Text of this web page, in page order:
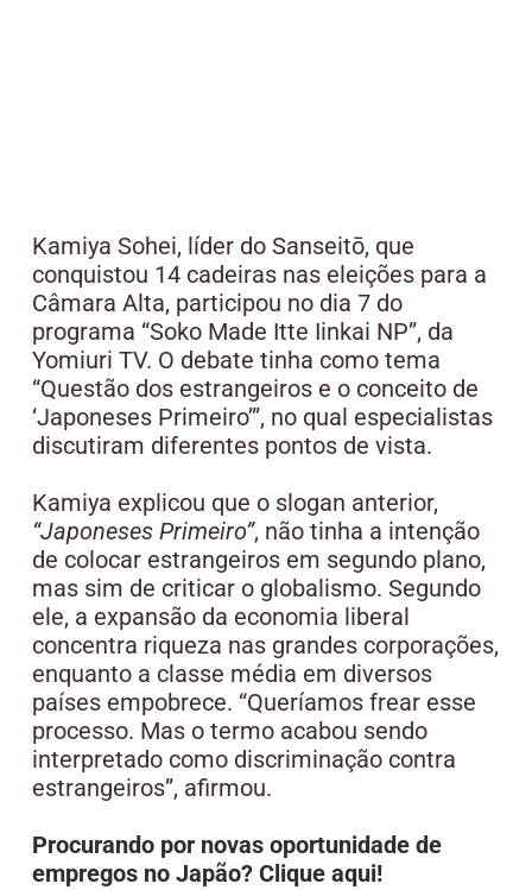
Kamiya Sohei, líder do Sanseitō, que
conquistou 14 cadeiras nas eleições para a
Câmara Alta, participou no dia 7 do
programa “Soko Made Itte Iinkai NP”, da
Yomiuri TV. O debate tinha como tema
“Questão dos estrangeiros e o conceito de
‘Japoneses Primeiro’”, no qual especialistas
discutiram diferentes pontos de vista.
Kamiya explicou que o slogan anterior,
“Japoneses Primeiro”, não tinha a intenção
de colocar estrangeiros em segundo plano,
mas sim de criticar o globalismo. Segundo
ele, a expansão da economia liberal
concentra riqueza nas grandes corporações,
enquanto a classe média em diversos
países empobrece. “Queríamos frear esse
processo. Mas o termo acabou sendo
interpretado como discriminação contra
estrangeiros”, afirmou.
Procurando por novas oportunidade de
empregos no Japão? Clique aqui!